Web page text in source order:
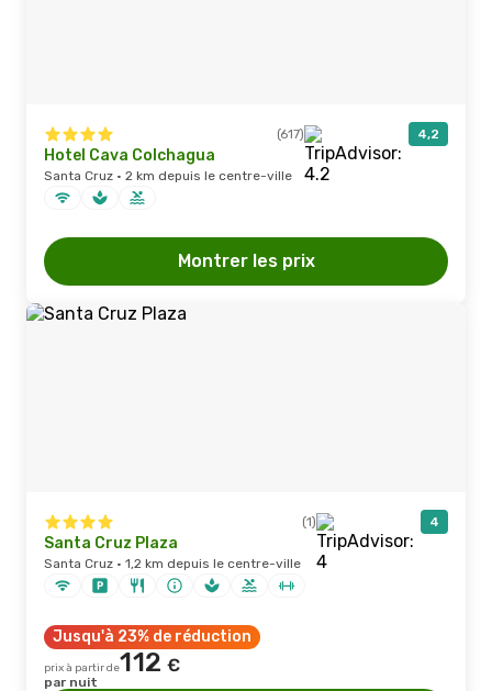
(617) 4,2
Hotel Cava Colchagua
Santa Cruz · 2 km depuis le centre-ville
Montrer les prix
(1) 4
Santa Cruz Plaza
Santa Cruz · 1,2 km depuis le centre-ville
Jusqu'à 23% de réduction
prix à partir de112 €
par nuit